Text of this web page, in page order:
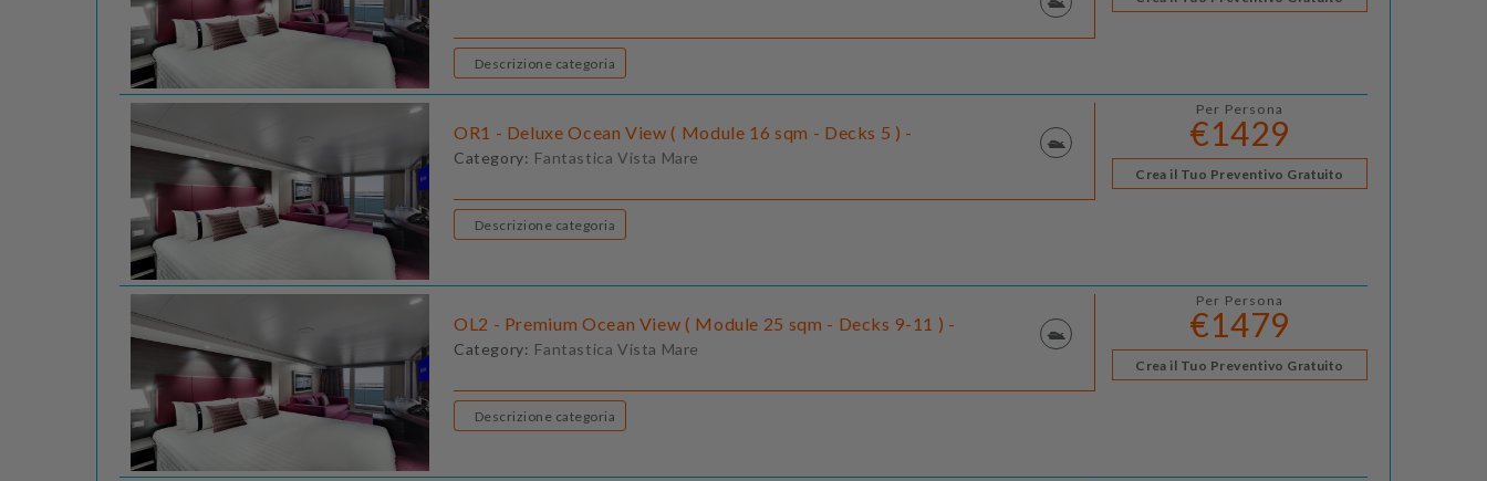
Descrizione categoria
OR1 - Deluxe Ocean View ( Module 16 sqm - Decks 5 ) -
Category: Fantastica Vista Mare
Per Persona
€1429
Crea il Tuo Preventivo Gratuito
Descrizione categoria
OL2 - Premium Ocean View ( Module 25 sqm - Decks 9-11 ) -
Category: Fantastica Vista Mare
Per Persona
€1479
Crea il Tuo Preventivo Gratuito
Descrizione categoria